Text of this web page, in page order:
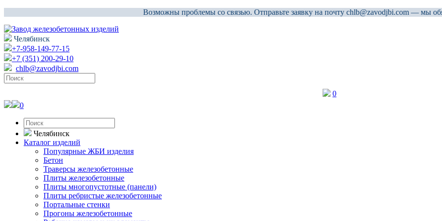
Возможны проблемы со связью. Отправьте заявку на почту chlb@zavodjbi.com — мы
Челябинск
+7-958-149-77-15
+7 (351) 200-29-10
chlb@zavodjbi.com
0
0
Челябинск
Каталог изделий
Популярные ЖБИ изделия
Бетон
Траверсы железобетонные
Плиты железобетонные
Плиты многопустотные (панели)
Плиты ребристые железобетонные
Портальные стенки
Прогоны железобетонные